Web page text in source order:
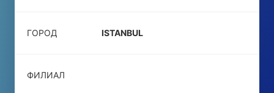
ГОРОД ISTANBUL
ФИЛИАЛ